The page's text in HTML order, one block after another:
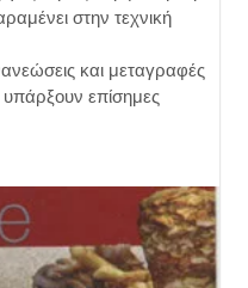
στην τεχνική
και μεταγραφές
επίσημες